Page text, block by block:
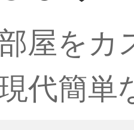
屋をカ
代簡単